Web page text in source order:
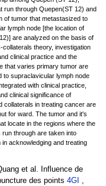
run through Quepen(ST 12) and
of tumor that metastasized to
lymph node [the location of
are analyzed on the basis of
collaterals theory, investigation
clinical practice and the
that varies primary tumor are
to supraclavicular lymph node
with clinical practice,
clinical significance of
collaterals in treating cancer are
for ward. The tumor and it's
locate in the regions where the
run through are taken into
in acknowledging and treating
et al. Influence de
des points4GI